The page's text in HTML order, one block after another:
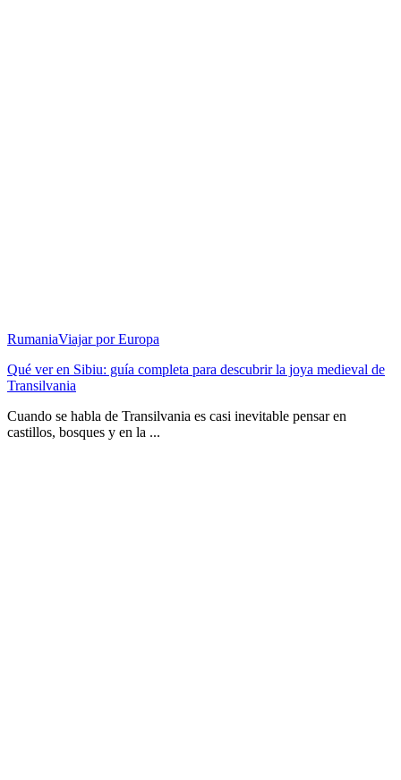
RumaniaViajar por Europa
Qué ver en Sibiu: guía completa para descubrir la joya medieval de
Transilvania
Cuando se habla de Transilvania es casi inevitable pensar en
castillos, bosques y en la ...